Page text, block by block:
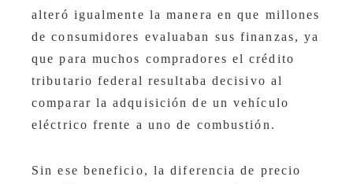
alteró igualmente la manera en que millones
de consumidores evaluaban sus finanzas, ya
que para muchos compradores el crédito
tributario federal resultaba decisivo al
comparar la adquisición de un vehículo
eléctrico frente a uno de combustión.
Sin ese beneficio, la diferencia de precio